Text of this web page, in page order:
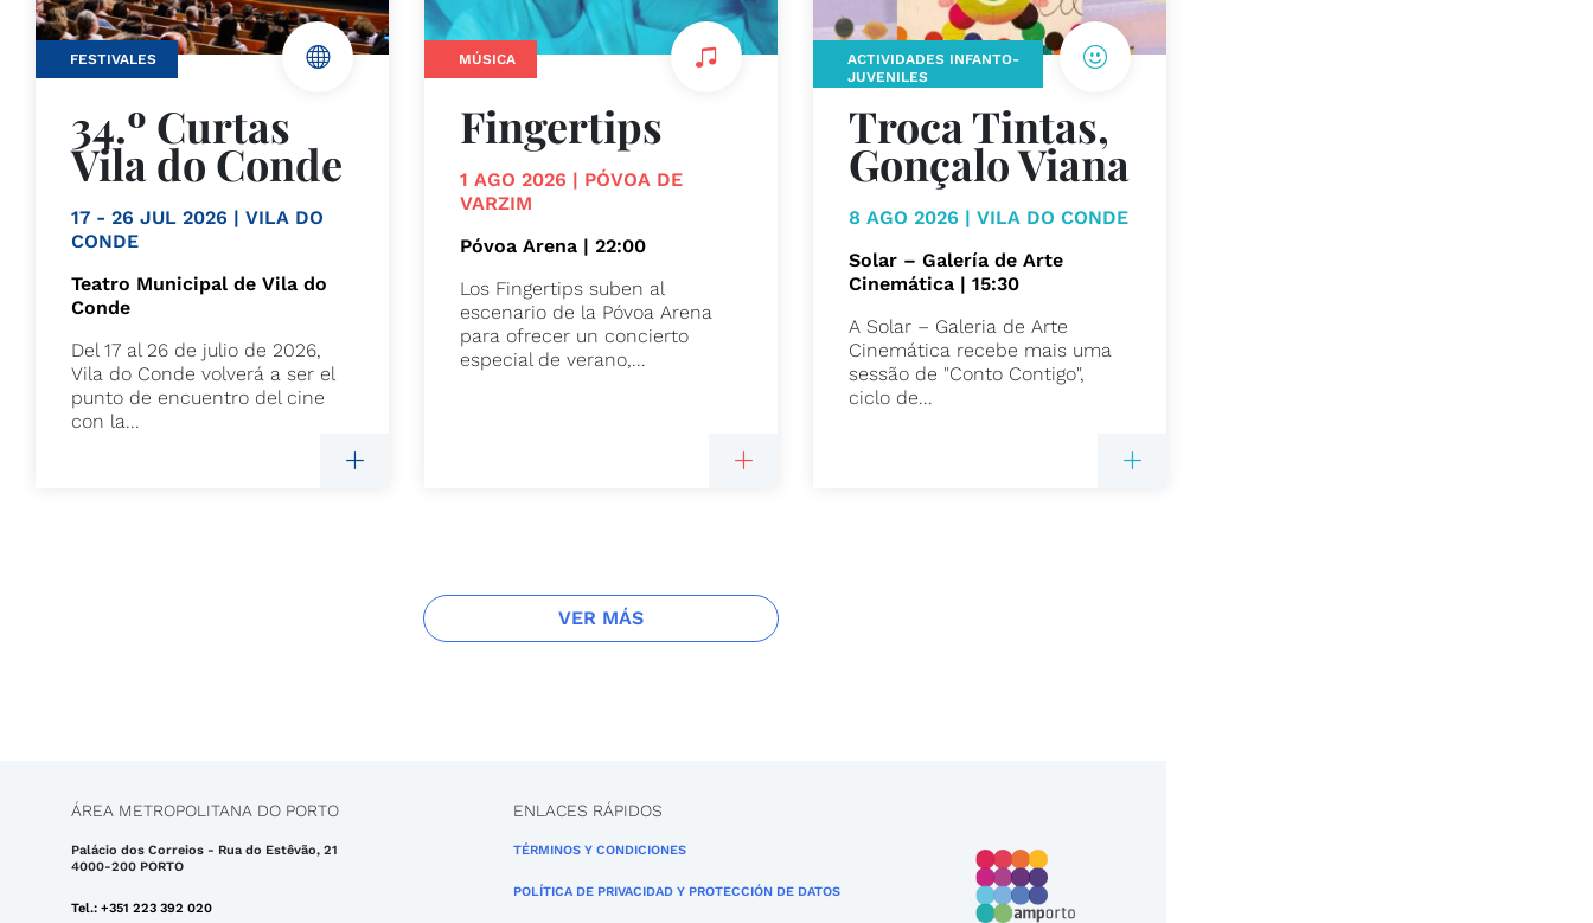
FESTIVALES
34.º Curtas
Vila do Conde
17 - 26 JUL 2026 | VILA DO
CONDE
Teatro Municipal de Vila do
Conde
Del 17 al 26 de julio de 2026,
Vila do Conde volverá a ser el
punto de encuentro del cine
con la...
MÚSICA
Fingertips
1 AGO 2026 | PÓVOA DE
VARZIM
Póvoa Arena | 22:00
Los Fingertips suben al
escenario de la Póvoa Arena
para ofrecer un concierto
especial de verano,...
ACTIVIDADES INFANTO-
JUVENILES
Troca Tintas,
Gonçalo Viana
8 AGO 2026 | VILA DO CONDE
Solar – Galería de Arte
Cinemática | 15:30
A Solar – Galeria de Arte
Cinemática recebe mais uma
sessão de "Conto Contigo",
ciclo de...
VER MÁS
ÁREA METROPOLITANA DO PORTO
Palácio dos Correios - Rua do Estêvão, 21
4000-200 PORTO
Tel.: +351 223 392 020
ENLACES RÁPIDOS
TÉRMINOS Y CONDICIONES
POLÍTICA DE PRIVACIDAD Y PROTECCIÓN DE DATOS